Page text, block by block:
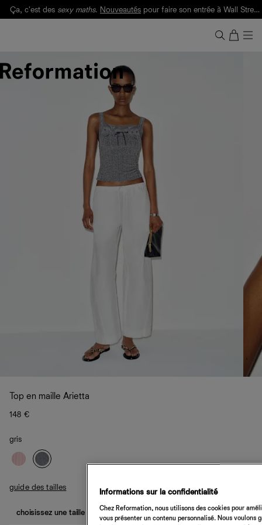
Ça, c'est des sexy maths. Nouveautés pour faire son entrée à Wall Street.
Top en maille Arietta
148 €
gris
guide des tailles
choisissez une taille
Informations sur la confidentialité
Chez Reformation, nous utilisons des cookies pour
vous présenter un contenu personnalisé. Nous